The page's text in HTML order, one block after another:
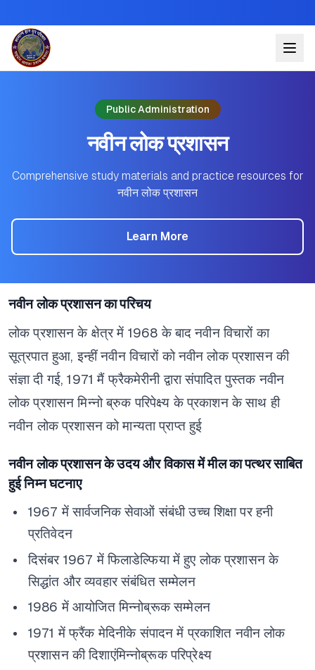
Public Administration
नवीन लोक प्रशासन
Comprehensive study materials and practice resources for
नवीन लोक प्रशासन
Learn More
नवीन लोक प्रशासन का परिचय
लोक प्रशासन के क्षेत्र में 1968 के बाद नवीन विचारों का
सूत्रपात हुआ,इन्हीं नवीन विचारों को नवीन लोक प्रशासन की
संज्ञा दी गई,1971 मैं फ्रैकमेरीनी द्वारा संपादित पुस्तक नवीन
लोक प्रशासन मिन्नो ब्रुक परिपेक्ष्य के प्रकाशन के साथ ही
नवीन लोक प्रशासन को मान्यता प्राप्त हुई
नवीन लोक प्रशासन के उदय और विकास में मील का पत्थर साबित
हुई निम्न घटनाए
1967 में सार्वजनिक सेवाओं संबंधी उच्च शिक्षा पर हनी
प्रतिवेदन
दिसंबर 1967 में फिलाडेल्फिया में हुए लोक प्रशासन के
सिद्धांत और व्यवहार संबंधित सम्मेलन
1986 में आयोजित मिन्नोब्रूक सम्मेलन
1971 में फ्रैंक मेदिनीके संपादन में प्रकाशित नवीन लोक
प्रशासन की दिशाएंमिन्नोब्रूक परिप्रेक्ष्य